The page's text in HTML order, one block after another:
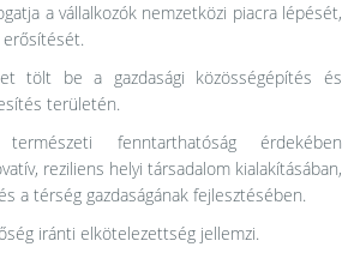
a vállalkozók nemzetközi piacra lépését,
tölt be a gazdasági közösségépítés és
területén.
fenntarthatóság érdekében
reziliens helyi társadalom kialakításában,
a térség gazdaságának fejlesztésében.
iránti elkötelezettség jellemzi.